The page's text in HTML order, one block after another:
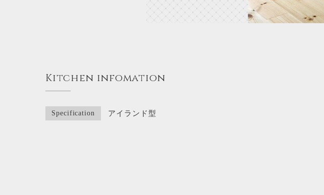
Kitchen infomation
Specification アイランド型